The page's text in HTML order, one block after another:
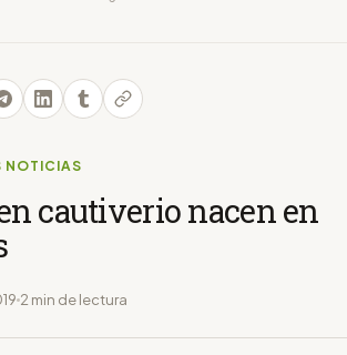
NOTICIAS
cautiverio nacen en
2 min de lectura